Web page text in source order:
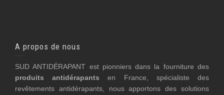
A propos de nous
SUD ANTIDÉRAPANT est pionniers dans la fourniture des
produits antidérapants en France, spécialiste des
revêtements antidérapants, nous apportons des solutions